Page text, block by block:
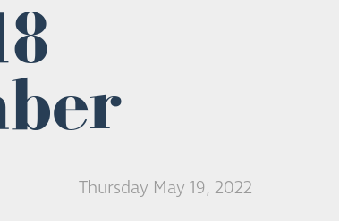
Thursday May 19, 2022